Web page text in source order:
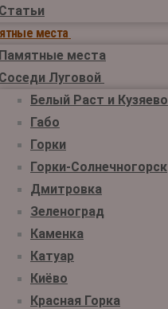
Статьи
места
Памятные места
Соседи Луговой
Белый Раст и Кузяево
Габо
Горки
Горки-Солнечногорск
Дмитровка
Зеленоград
Каменка
Катуар
Киёво
Красная Горка